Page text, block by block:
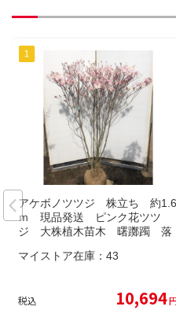
アケボノツツジ 株立ち 約1.6
ｍ 現品発送 ピンク花ツツ
ジ 大株植木苗木 曙躑躅 落
マイストア在庫： 43
税込 10,694